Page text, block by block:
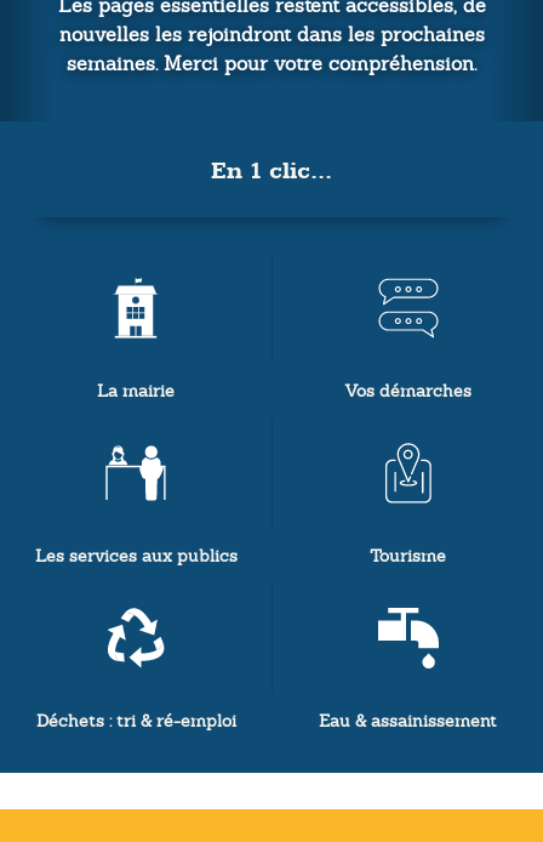
essentielles restent accessibles, de
les rejoindront dans les prochaines
Merci pour votre compréhension.
En 1 clic...
La mairie Vos démarches
Les services aux publics Tourisme
Déchets : tri & ré-emploi Eau & assainissement